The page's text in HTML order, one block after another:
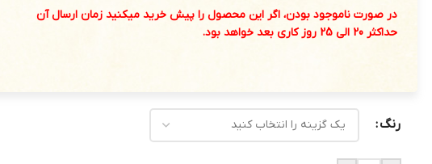
در صورت ناموجود بودن، اگر این محصول را پیش خرید میکنید زمان ارسال آن
حداکثر 20 الی 25 روز کاری بعد خواهد بود.
رنگ